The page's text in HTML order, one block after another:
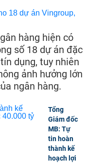
hàng hiện có
số 18 dự án đặc
dụng, tuy nhiên
ảnh hưởng lớn
ngân hàng.
Tổng
Giám đốc
MB: Tự
tin hoàn
thành kế
hoạch lợi